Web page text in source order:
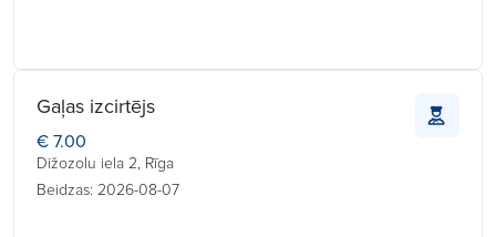
Gaļas izcirtējs
€ 7.00
Dižozolu iela 2, Rīga
Beidzas: 2026-08-07